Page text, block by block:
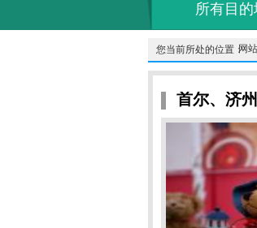
所有目
您当前所处的位置：网
首尔、济